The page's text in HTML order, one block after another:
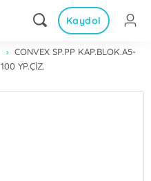
Kaydol
CONVEX SP.PP KAP.BLOK.A5-
100 YP.ÇİZ.